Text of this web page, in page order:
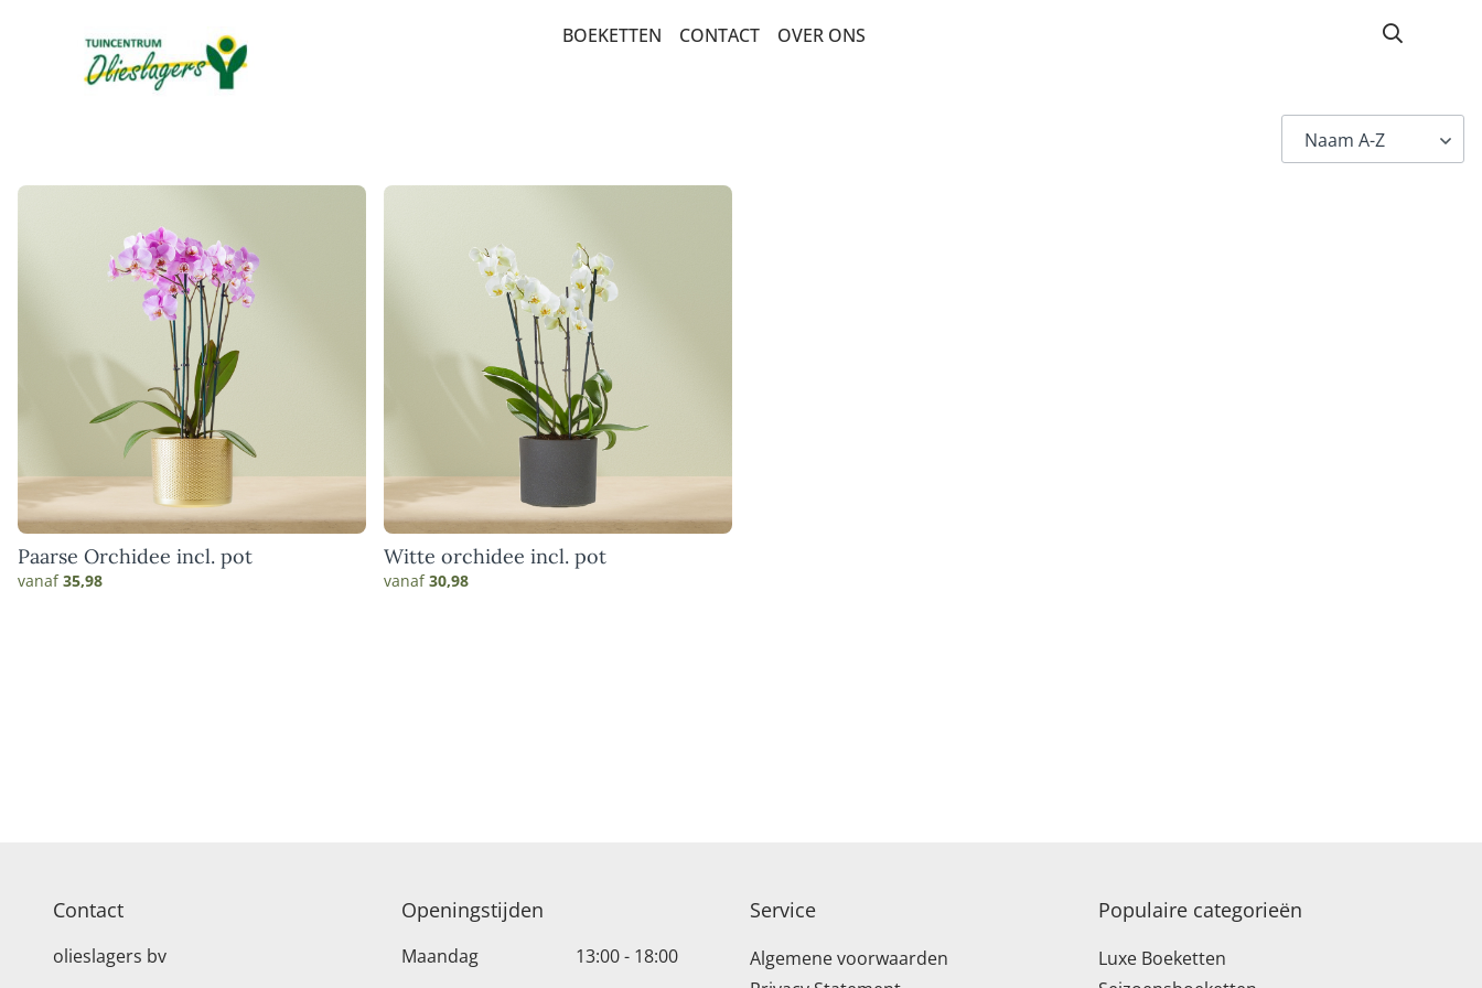
BOEKETTEN
BETERSCHAP EN STERKTE
SEIZOENSBOEKETTEN
VERJAARDAG EN FELICITATIE
MEEST DUURZAME KEUZE
PLANTEN
ROZEN
LUXE-CADEAUBOEKETTEN
CONTACT OVER ONS
Paarse Orchidee incl. pot
vanaf35,98
Witte orchidee incl. pot
vanaf30,98
Contact
olieslagers bv
Openingstijden
Maandag 13:00 - 18:00
Service
Algemene voorwaarden
Populaire categorieën
Luxe Boeketten